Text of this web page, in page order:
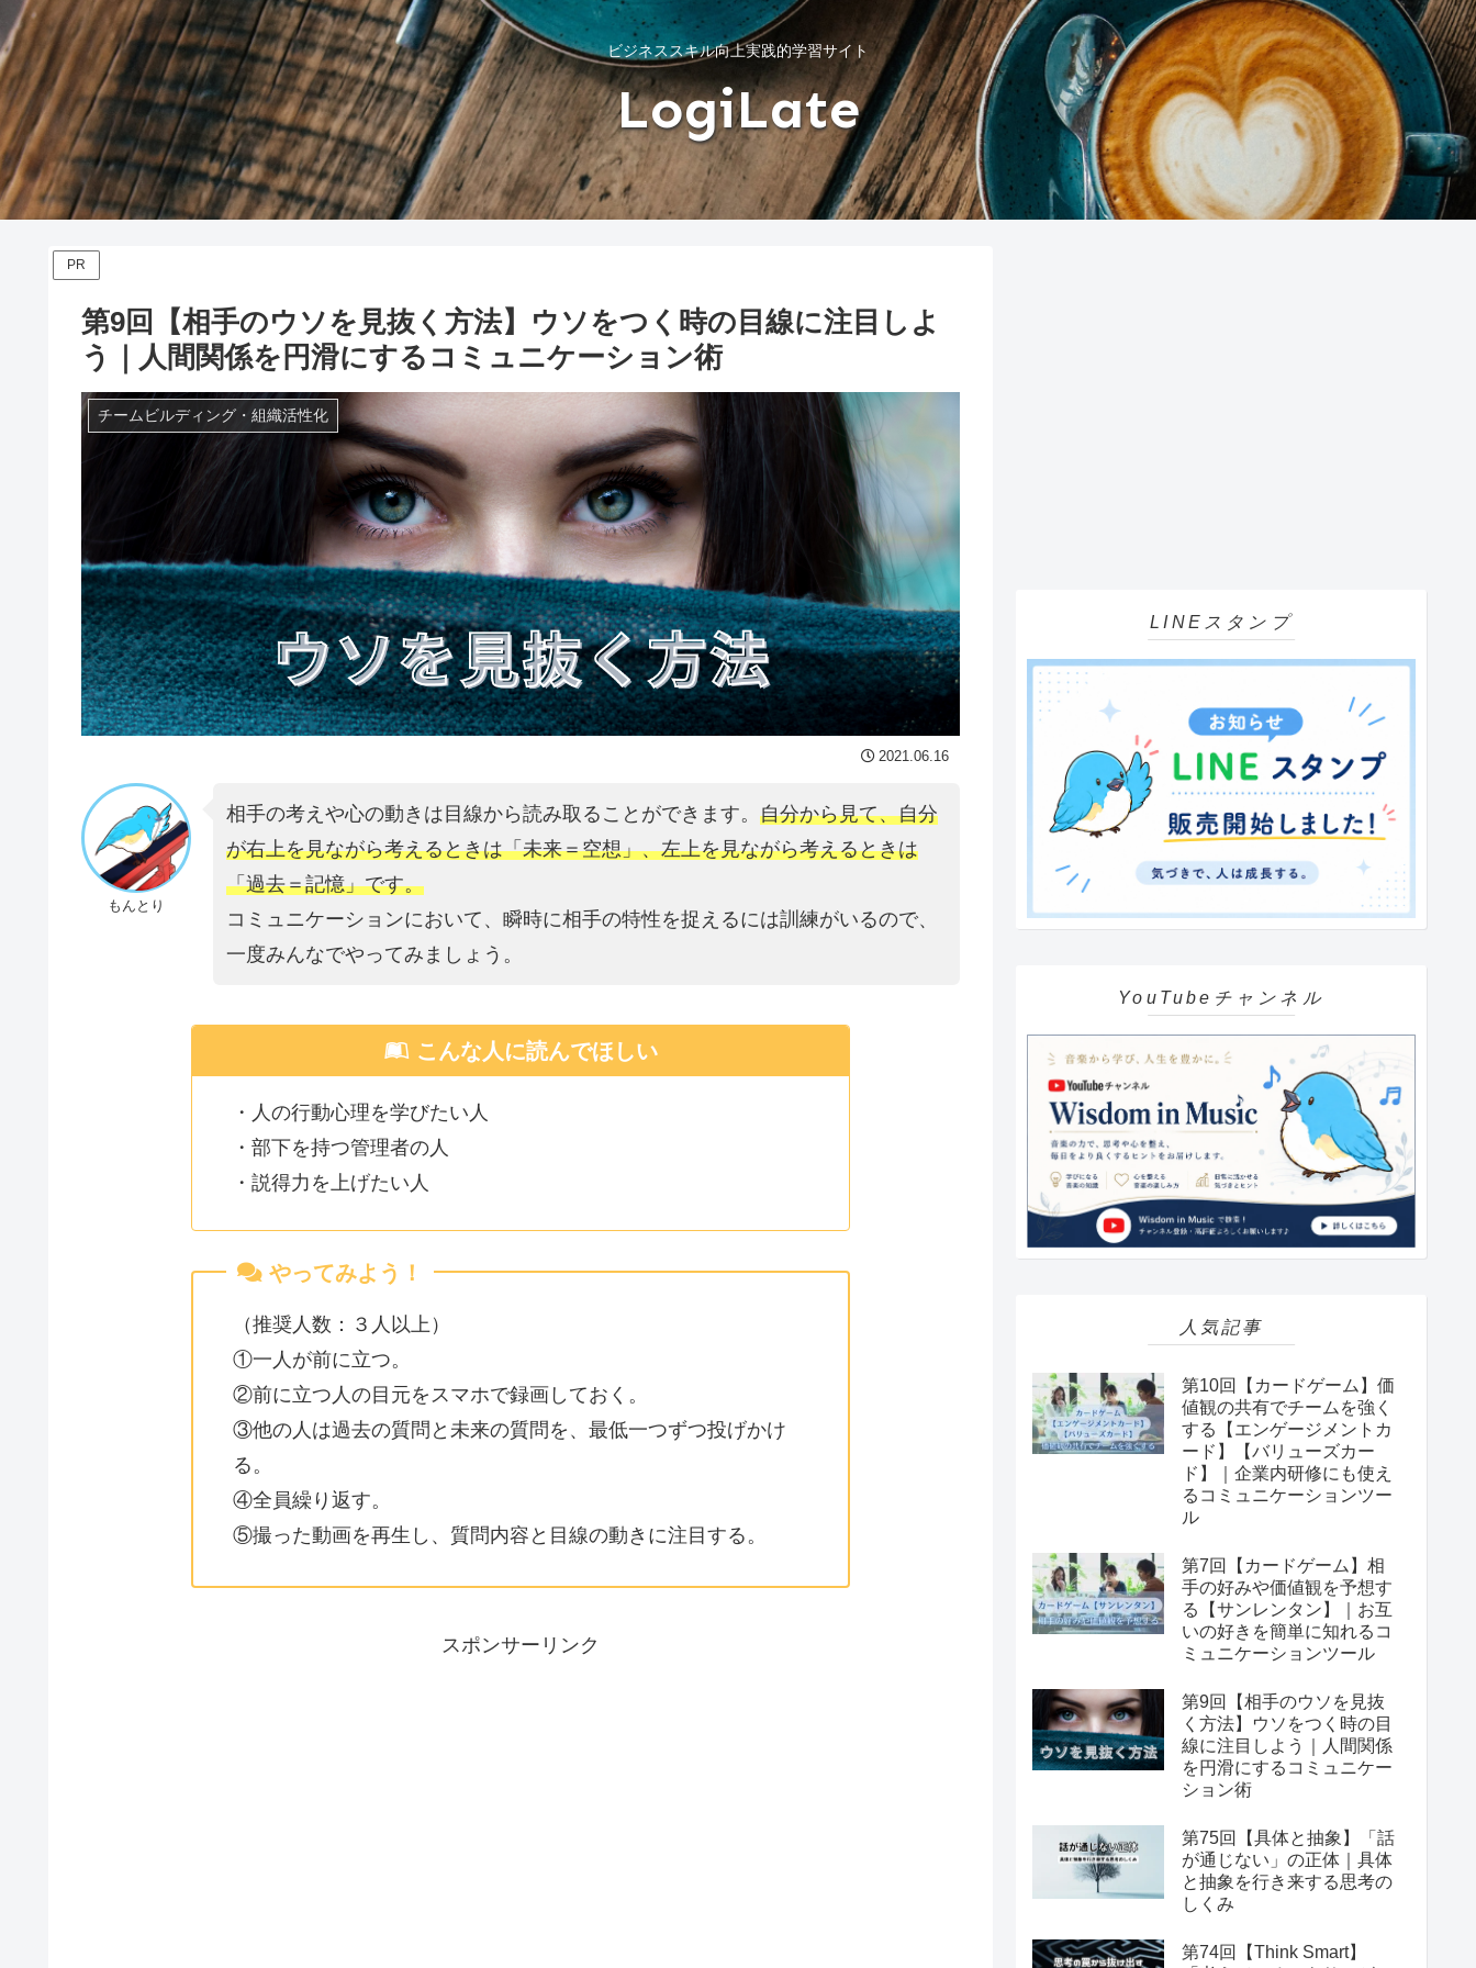
ビジネススキル向上実践的学習サイト
LogiLate
PR
第9回【相手のウソを見抜く方法】ウソをつく時の目線に注目しよ
う｜人間関係を円滑にするコミュニケーション術
チームビルディング・組織活性化
2021.06.16
もんとり
相手の考えや心の動きは目線から読み取ることができます。 自分から見て、自分
が右上を見ながら考えるときは「未来＝空想」、左上を見ながら考えるときは
「過去＝記憶」です。
コミュニケーションにおいて、瞬時に相手の特性を捉えるには訓練がいるので、
一度みんなでやってみましょう。
こんな人に読んでほしい
・人の行動心理を学びたい人
・部下を持つ管理者の人
・説得力を上げたい人
やってみよう！
（推奨人数：３人以上）
①一人が前に立つ。
②前に立つ人の目元をスマホで録画しておく。
③他の人は過去の質問と未来の質問を、最低一つずつ投げかけ
る。
④全員繰り返す。
⑤撮った動画を再生し、質問内容と目線の動きに注目する。
スポンサーリンク
LINEスタンプ
YouTubeチャンネル
人気記事
第10回【カードゲーム】価
値観の共有でチームを強く
する【エンゲージメントカ
ード】【バリューズカー
ド】｜企業内研修にも使え
るコミュニケーションツー
ル
第7回【カードゲーム】相
手の好みや価値観を予想す
る【サンレンタン】｜お互
いの好きを簡単に知れるコ
ミュニケーションツール
第9回【相手のウソを見抜
く方法】ウソをつく時の目
線に注目しよう｜人間関係
を円滑にするコミュニケー
ション術
第75回【具体と抽象】「話
が通じない」の正体｜具体
と抽象を行き来する思考の
しくみ
第74回【Think Smart】